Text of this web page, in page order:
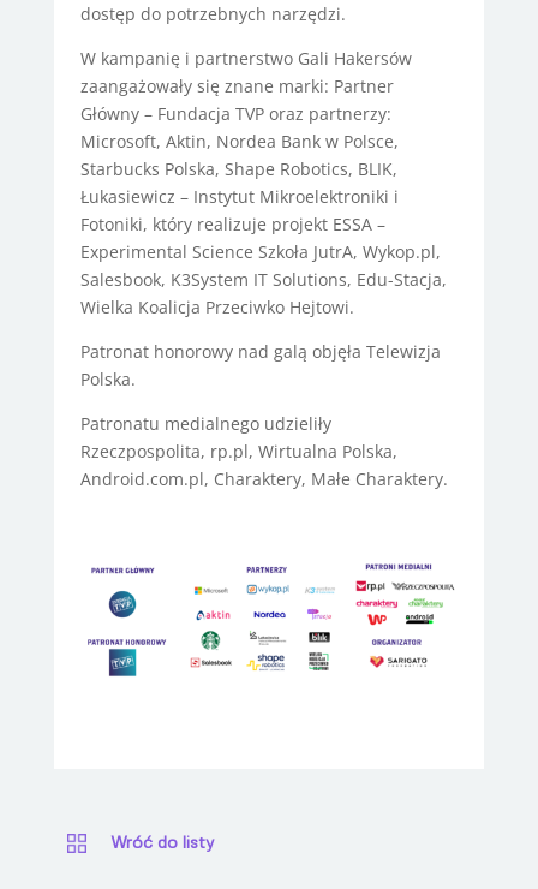
dostęp do potrzebnych narzędzi.
W kampanię i partnerstwo Gali Hakersów
zaangażowały się znane marki: Partner
Główny – Fundacja TVP oraz partnerzy:
Microsoft, Aktin, Nordea Bank w Polsce,
Starbucks Polska, Shape Robotics, BLIK,
Łukasiewicz – Instytut Mikroelektroniki i
Fotoniki, który realizuje projekt ESSA –
Experimental Science Szkoła JutrA, Wykop.pl,
Salesbook, K3System IT Solutions, Edu-Stacja,
Wielka Koalicja Przeciwko Hejtowi.
Patronat honorowy nad galą objęła Telewizja
Polska.
Patronatu medialnego udzieliły
Rzeczpospolita, rp.pl, Wirtualna Polska,
Android.com.pl, Charaktery, Małe Charaktery.
Wróć do listy